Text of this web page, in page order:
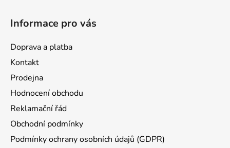
Informace pro vás
Doprava a platba
Kontakt
Prodejna
Hodnocení obchodu
Reklamační řád
Obchodní podmínky
Podmínky ochrany osobních údajů (GDPR)